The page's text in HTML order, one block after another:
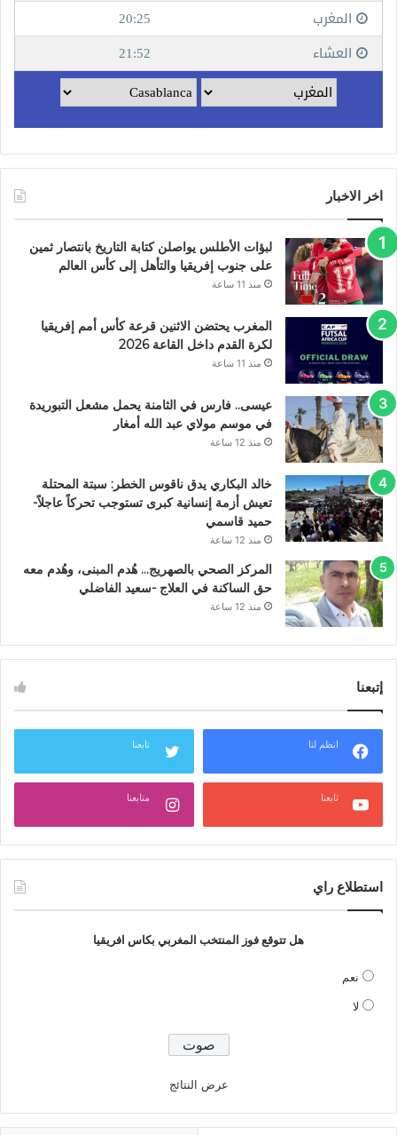
اخر الاخبار
لبؤات الأطلس يواصلن كتابة التاريخ بانتصار ثمين
على جنوب إفريقيا والتأهل إلى كأس العالم
منذ 11 ساعة
المغرب يحتضن الاثنين قرعة كأس أمم إفريقيا
لكرة القدم داخل القاعة 2026
منذ 11 ساعة
عيسى.. فارس في الثامنة يحمل مشعل التبوريدة
في موسم مولاي عبد الله أمغار
منذ 12 ساعة
خالد البكاري يدق ناقوس الخطر: سبتة المحتلة
تعيش أزمة إنسانية كبرى تستوجب تحركاً عاجلاً-
حميد قاسمي
منذ 12 ساعة
المركز الصحي بالصهريج… هُدم المبنى، وهُدم معه
حق الساكنة في العلاج -سعيد الفاضلي
منذ 12 ساعة
إتبعنا
انظم لنا تابعنا
تابعنا متابعنا
استطلاع راي
هل تتوقع فوز المنتخب المغربي بكاس افريقيا
نعم
لا
عرض النتائج